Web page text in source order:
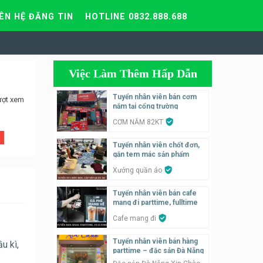
HỆ ĐĂNG TIN HOTLINE 0832.888.688
xem
kì,
Việc Làm Thêm Hấp Dẫn
Tuyển nhân viên bán cơm
nắm tại cổng trường
CƠM NẮM 82KT
Tuyển nhân viên chốt đơn,
gắn tem mác sản phẩm
Xưởng quần áo
Tuyển nhân viên bán cafe
mang đi parttime, fulltime
Cafe mang đi
Tuyển nhân viên bán hàng
parttime – đặc sản Đà Nẵng